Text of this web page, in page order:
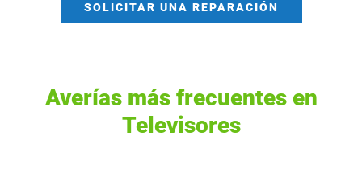
SOLICITAR UNA REPARACIÓN
Averías más frecuentes en
Televisores